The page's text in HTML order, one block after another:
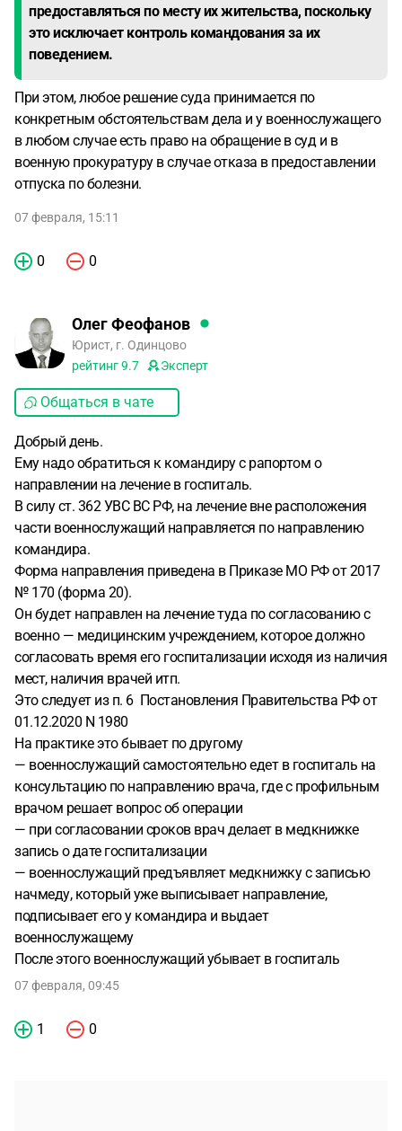
предоставляться по месту их жительства, поскольку
это исключает контроль командования за их
поведением.
При этом, любое решение суда принимается по
конкретным обстоятельствам дела и у военнослужащего
в любом случае есть право на обращение в суд и в
военную прокуратуру в случае отказа в предоставлении
отпуска по болезни.
07 февраля, 15:11
0 0
Олег Феофанов
Юрист, г. Одинцово
рейтинг9.7 Эксперт
Общаться в чате
Добрый день.
Ему надо обратиться к командиру с рапортом о
направлении на лечение в госпиталь.
В силу ст. 362 УВС ВС РФ, на лечение вне расположения
части военнослужащий направляется по направлению
командира.
Форма направления приведена в Приказе МО РФ от 2017
№ 170 (форма 20).
Он будет направлен на лечение туда по согласованию с
военно — медицинским учреждением, которое должно
согласовать время его госпитализации исходя из наличия
мест, наличия врачей итп.
Это следует из п. 6 Постановления Правительства РФ от
01.12.2020 N 1980
На практике это бывает по другому
— военнослужащий самостоятельно едет в госпиталь на
консультацию по направлению врача, где с профильным
врачом решает вопрос об операции
— при согласовании сроков врач делает в медкнижке
запись о дате госпитализации
— военнослужащий предъявляет медкнижку с записью
начмеду, который уже выписывает направление,
подписывает его у командира и выдает
военнослужащему
После этого военнослужащий убывает в госпиталь
07 февраля, 09:45
1 0